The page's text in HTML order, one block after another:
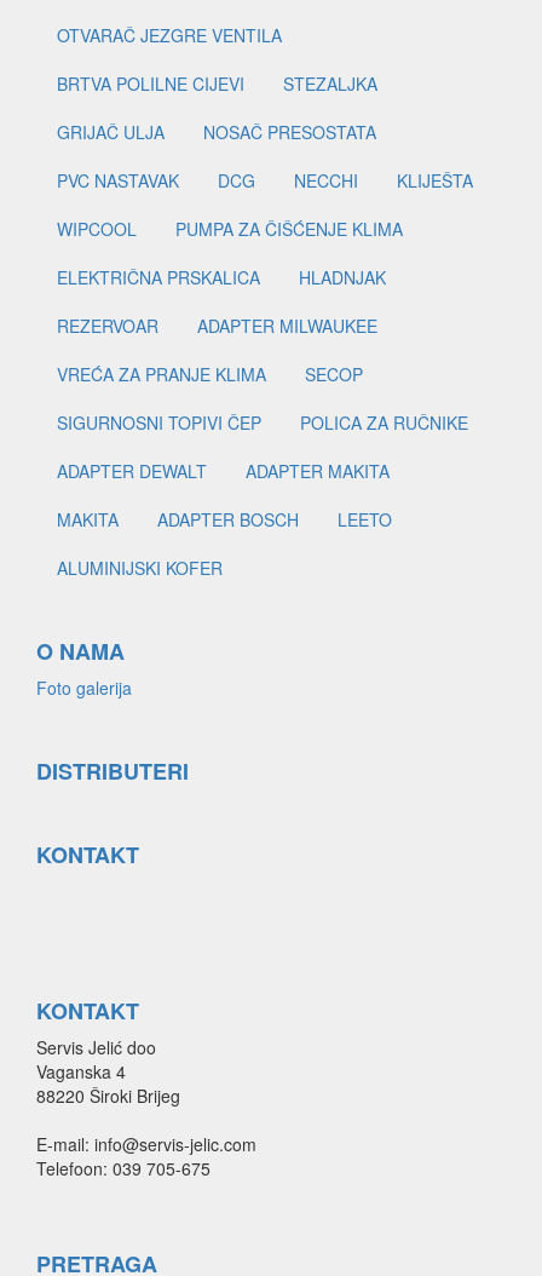
OTVARAČ JEZGRE VENTILA
BRTVA POLILNE CIJEVI
STEZALJKA
GRIJAČ ULJA
NOSAČ PRESOSTATA
PVC NASTAVAK
DCG NECCHI
KLIJEŠTA
WIPCOOL
PUMPA ZA ČIŠĆENJE KLIMA
ELEKTRIČNA PRSKALICA
HLADNJAK
REZERVOAR
ADAPTER MILWAUKEE
VREĆA ZA PRANJE KLIMA
SECOP
SIGURNOSNI TOPIVI ČEP
POLICA ZA RUČNIKE
ADAPTER DEWALT
ADAPTER MAKITA
MAKITA
ADAPTER BOSCH
LEETO
ALUMINIJSKI KOFER
O NAMA
Foto galerija
DISTRIBUTERI
KONTAKT
KONTAKT
Servis Jelić doo
Vaganska 4
88220 Široki Brijeg
E-mail: info@servis-jelic.com
Telefoon: 039 705-675
PRETRAGA